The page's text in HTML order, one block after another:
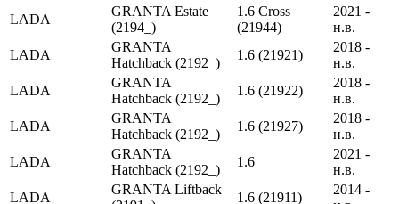
LADA
GRANTA Estate
(2194_)
1.6 Cross
(21944)
2021 -
н.в.
LADA
GRANTA
Hatchback (2192_)
1.6 (21921)
2018 -
н.в.
LADA
GRANTA
Hatchback (2192_)
1.6 (21922)
2018 -
н.в.
LADA
GRANTA
Hatchback (2192_)
1.6 (21927)
2018 -
н.в.
LADA
GRANTA
Hatchback (2192_)
1.6
2021 -
н.в.
LADA
GRANTA Liftback
1.6 (21911)
2014 -